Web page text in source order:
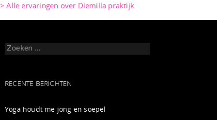
> Alle ervaringen over Diemilla praktijk
Zoeken
naar:
RECENTE BERICHTEN
Yoga houdt me jong en soepel